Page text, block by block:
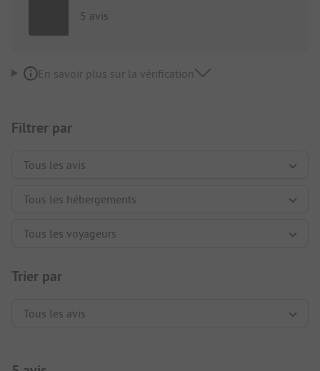
5 avis
En savoir plus sur la vérification
Filtrer par
Trier par